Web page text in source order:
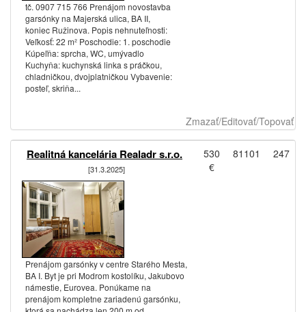
tč. 0907 715 766 Prenájom novostavba
garsónky na Majerská ulica, BA II,
koniec Ružinova. Popis nehnuteľnosti:
Veľkosť: 22 m² Poschodie: 1. poschodie
Kúpeľňa: sprcha, WC, umývadlo
Kuchyňa: kuchynská linka s práčkou,
chladničkou, dvojplatničkou Vybavenie:
posteľ, skriňa...
Zmazať/Editovať/Topovať
Realitná kancelária Realadr s.r.o.
[31.3.2025]
Prenájom garsónky v centre Starého Mesta,
BA I. Byt je pri Modrom kostolíku, Jakubovo
námestie, Eurovea. Ponúkame na
prenájom kompletne zariadenú garsónku,
530
€
81101 247